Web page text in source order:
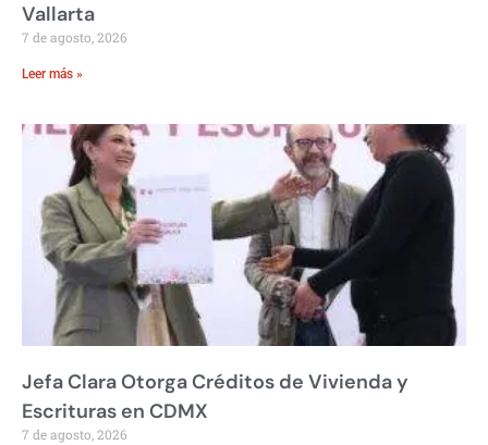
Vallarta
7 de agosto, 2026
Leer más »
Jefa Clara Otorga Créditos de Vivienda y
Escrituras en CDMX
7 de agosto, 2026